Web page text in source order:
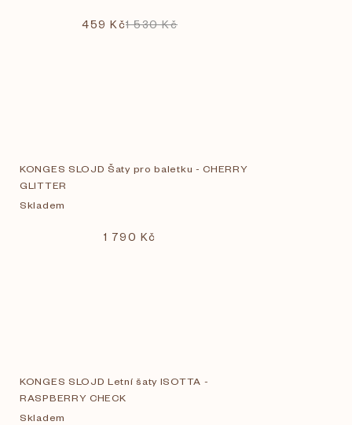
459 Kč1 530 Kč
KONGES SLOJD Šaty pro baletku - CHERRY
GLITTER
Skladem
1 790 Kč
KONGES SLOJD Letní šaty ISOTTA -
RASPBERRY CHECK
Skladem